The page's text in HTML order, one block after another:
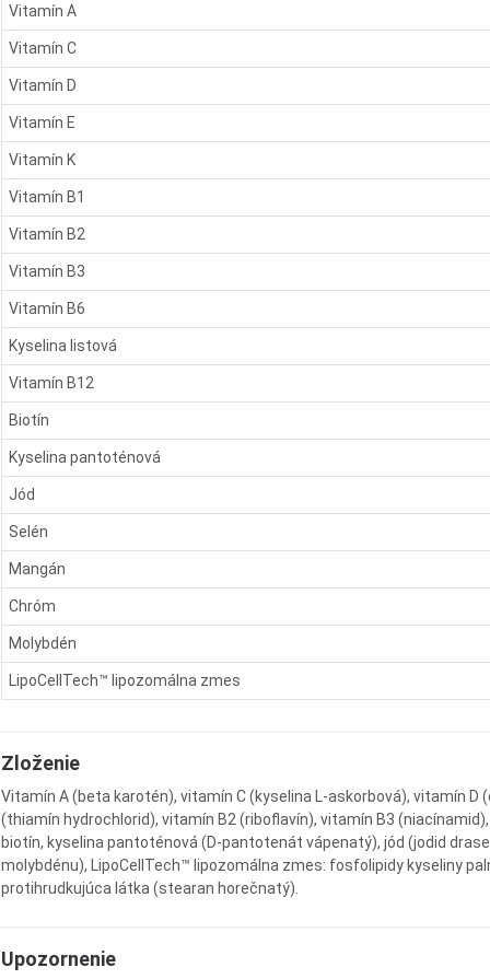
Vitamín A
Vitamín C
Vitamín D
Vitamín E
Vitamín K
Vitamín B1
Vitamín B2
Vitamín B3
Vitamín B6
Kyselina listová
Vitamín B12
Biotín
Kyselina pantoténová
Jód
Selén
Mangán
Chróm
Molybdén
LipoCellTech™ lipozomálna zmes
Zloženie
Vitamín A (beta karotén), vitamín C (kyselina L-askorbová), vitamín
(thiamín hydrochlorid), vitamín B2 (riboflavín), vitamín B3
biotín, kyselina pantoténová (D-pantotenát vápenatý), jód (jodid
molybdénu), LipoCellTech™ lipozomálna zmes: fosfolipidy kyseliny
protihrudkujúca látka (stearan horečnatý).
Upozornenie